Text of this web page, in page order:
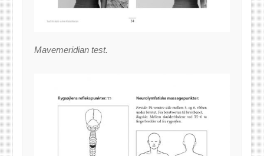
Mavemeridian test.